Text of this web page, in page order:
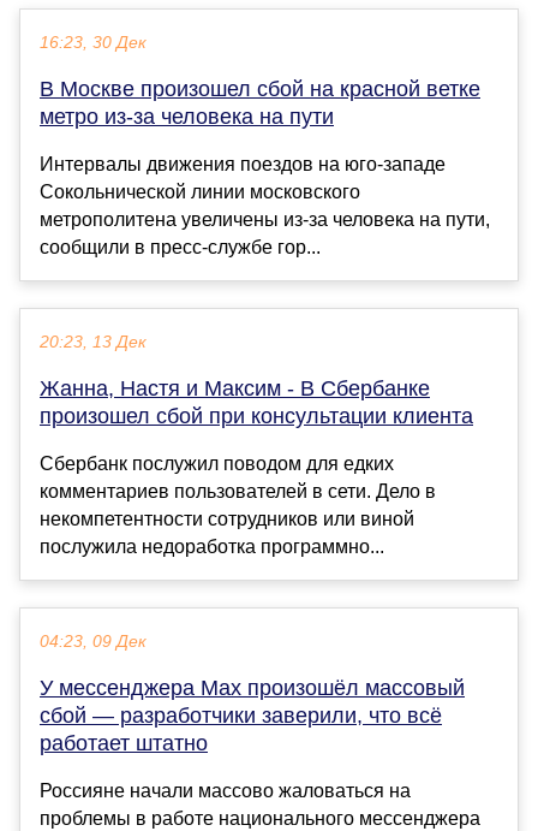
16:23, 30 Дек
В Москве произошел сбой на красной ветке
метро из-за человека на пути
Интервалы движения поездов на юго-западе
Сокольнической линии московского
метрополитена увеличены из-за человека на пути,
сообщили в пресс-службе гор...
20:23, 13 Дек
Жанна, Настя и Максим - В Сбербанке
произошел сбой при консультации клиента
Сбербанк послужил поводом для едких
комментариев пользователей в сети. Дело в
некомпетентности сотрудников или виной
послужила недоработка программно...
04:23, 09 Дек
У мессенджера Max произошёл массовый
сбой — разработчики заверили, что всё
работает штатно
Россияне начали массово жаловаться на
проблемы в работе национального мессенджера